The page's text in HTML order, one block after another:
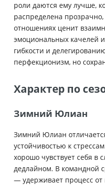
роли даются ему лучше,
распределена
отношениях ценит
эмоциональных качелей
гибкости и
перфекционизм, но
Характер по
Зимний Юлиан
Зимний Юлиан
устойчивостью к
хорошо чувствует себя в
дедлайном. В командной
— удерживает процесс